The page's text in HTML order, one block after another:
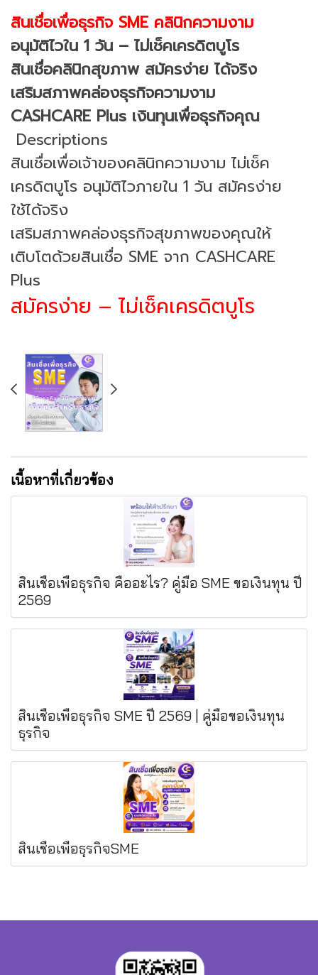
สินเชื่อเพื่อธุรกิจ SME คลินิกความงาม
อนุมัติไวใน 1 วัน – ไม่เช็คเครดิตบูโร
สินเชื่อคลินิกสุขภาพ สมัครง่าย ได้จริง
เสริมสภาพคล่องธุรกิจความงาม
CASHCARE Plus เงินทุนเพื่อธุรกิจคุณ
Descriptions
สินเชื่อเพื่อเจ้าของคลินิกความงาม ไม่เช็ค
เครดิตบูโร อนุมัติไวภายใน 1 วัน สมัครง่าย
ใช้ได้จริง
เสริมสภาพคล่องธุรกิจสุขภาพของคุณให้
เติบโตด้วยสินเชื่อ SME จาก CASHCARE
Plus
สมัครง่าย – ไม่เช็คเครดิตบูโร
เนื้อหาที่เกี่ยวข้อง
สินเชื่อเพื่อธุรกิจ คืออะไร? คู่มือ SME ขอเงินทุน ปี
2569
สินเชื่อเพื่อธุรกิจ SME ปี 2569 | คู่มือขอเงินทุน
ธุรกิจ
สินเชื่อเพื่อธุรกิจSME